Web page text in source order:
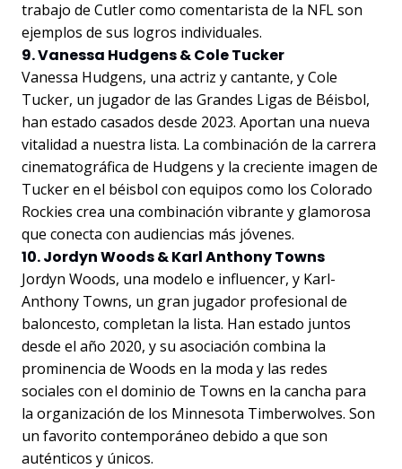
trabajo de Cutler como comentarista de la NFL son
ejemplos de sus logros individuales.
9. Vanessa Hudgens & Cole Tucker
Vanessa Hudgens, una actriz y cantante, y Cole
Tucker, un jugador de las Grandes Ligas de Béisbol,
han estado casados desde 2023. Aportan una nueva
vitalidad a nuestra lista. La combinación de la carrera
cinematográfica de Hudgens y la creciente imagen de
Tucker en el béisbol con equipos como los Colorado
Rockies crea una combinación vibrante y glamorosa
que conecta con audiencias más jóvenes.
10. Jordyn Woods & Karl Anthony Towns
Jordyn Woods, una modelo e influencer, y Karl-
Anthony Towns, un gran jugador profesional de
baloncesto, completan la lista. Han estado juntos
desde el año 2020, y su asociación combina la
prominencia de Woods en la moda y las redes
sociales con el dominio de Towns en la cancha para
la organización de los Minnesota Timberwolves. Son
un favorito contemporáneo debido a que son
auténticos y únicos.